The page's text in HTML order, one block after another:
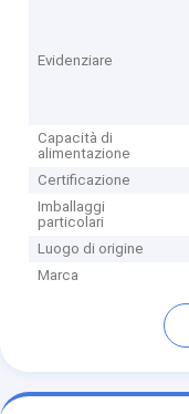
Evidenziare
Capacità di
alimentazione
Certificazione
Imballaggi
particolari
Luogo di origine
Marca